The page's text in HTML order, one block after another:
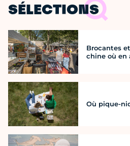
SÉLECTIONS
Brocantes
chine où en
Où pique-